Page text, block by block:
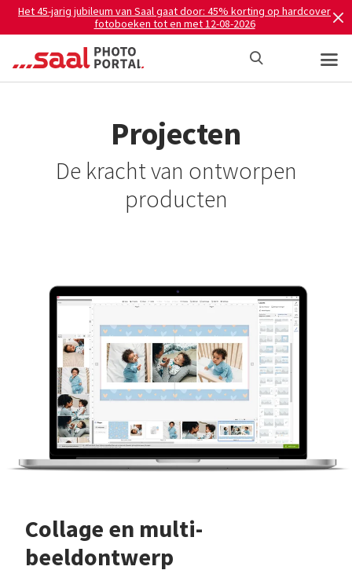
Het 45-jarig jubileum van Saal gaat door: 45% korting op hardcover
fotoboeken tot en met 12-08-2026
Projecten
De kracht van ontworpen
producten
Collage en multi-
beeldontwerp